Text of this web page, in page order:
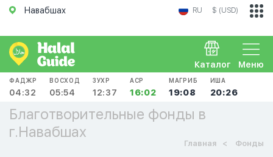
Навабшах RU $ (USD)
Меню
Каталог
ФАДЖР
04:32
ВОСХОД
05:54
ЗУХР
12:37
АСР
16:02
МАГРИБ
19:08
ИША
20:26
Благотворительные фонды в
г.Навабшах
Главная Фонды